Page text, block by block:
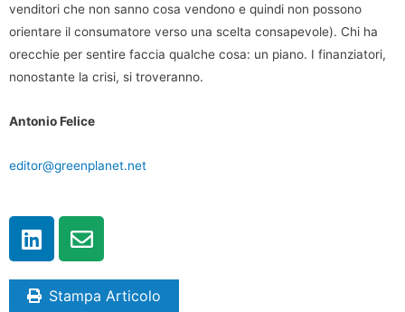
venditori che non sanno cosa vendono e quindi non possono
orientare il consumatore verso una scelta consapevole). Chi ha
orecchie per sentire faccia qualche cosa: un piano. I finanziatori,
nonostante la crisi, si troveranno.
Antonio Felice
editor@greenplanet.net
Stampa Articolo